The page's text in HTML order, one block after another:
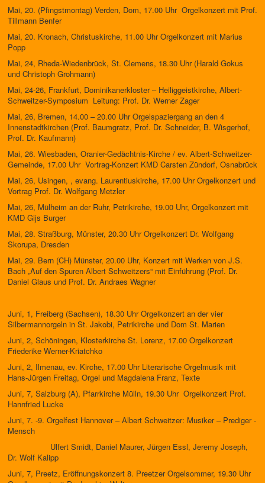
Mai, 20. (Pfingstmontag) Verden, Dom, 17.00 Uhr Orgelkonzert mit Prof.
Tillmann Benfer
Mai, 20. Kronach, Christuskirche, 11.00 Uhr Orgelkonzert mit Marius
Popp
Mai, 24, Rheda-Wiedenbrück, St. Clemens, 18.30 Uhr (Harald Gokus
und Christoph Grohmann)
Mai, 24-26, Frankfurt, Dominikanerkloster – Heiliggeistkirche, Albert-
Schweitzer-Symposium Leitung: Prof. Dr. Werner Zager
Mai, 26, Bremen, 14.00 – 20.00 Uhr Orgelspaziergang an den 4
Innenstadtkirchen (Prof. Baumgratz, Prof. Dr. Schneider, B. Wisgerhof,
Prof. Dr. Kaufmann)
Mai, 26. Wiesbaden, Oranier-Gedächtnis-Kirche / ev. Albert-Schweitzer-
Gemeinde, 17.00 Uhr Vortrag-Konzert KMD Carsten Zündorf, Osnabrück
Mai, 26, Usingen, , evang. Laurentiuskirche, 17.00 Uhr Orgelkonzert und
Vortrag Prof. Dr. Wolfgang Metzler
Mai, 26, Mülheim an der Ruhr, Petrikirche, 19.00 Uhr, Orgelkonzert mit
KMD Gijs Burger
Mai, 28. Straßburg, Münster, 20.30 Uhr Orgelkonzert Dr. Wolfgang
Skorupa, Dresden
Mai, 29. Bern (CH) Münster, 20.00 Uhr, Konzert mit Werken von J.S.
Bach „Auf den Spuren Albert Schweitzers“ mit Einführung (Prof. Dr.
Daniel Glaus und Prof. Dr. Andraes Wagner
Juni, 1, Freiberg (Sachsen), 18.30 Uhr Orgelkonzert an der vier
Silbermannorgeln in St. Jakobi, Petrikirche und Dom St. Marien
Juni, 2, Schöningen, Klosterkirche St. Lorenz, 17.00 Orgelkonzert
Friederike Werner-Kriatchko
Juni, 2, Ilmenau, ev. Kirche, 17.00 Uhr Literarische Orgelmusik mit
Hans-Jürgen Freitag, Orgel und Magdalena Franz, Texte
Juni, 7, Salzburg (A), Pfarrkirche Mülln, 19.30 Uhr Orgelkonzert Prof.
Hannfried Lucke
Juni, 7. -9. Orgelfest Hannover – Albert Schweitzer: Musiker – Prediger -
Mensch
Ulfert Smidt, Daniel Maurer, Jürgen Essl, Jeremy Joseph,
Dr. Wolf Kalipp
Juni, 7, Preetz, Eröffnungskonzert 8. Preetzer Orgelsommer, 19.30 Uhr